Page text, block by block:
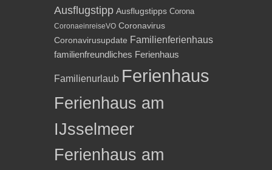
Ausflugstipp Ausflugstipps Corona
CoronaeinreiseVO Coronavirus
Coronavirusupdate Familienferienhaus
familienfreundliches Ferienhaus
Familienurlaub Ferienhaus
Ferienhaus am
IJsselmeer
Ferienhaus am